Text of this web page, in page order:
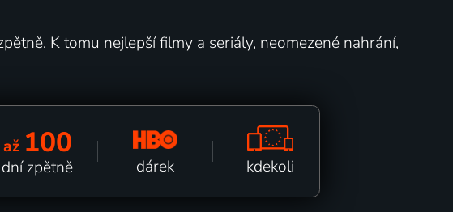
K tomu nejlepší filmy a seriály, neomezené nahrání,
až 100
dní zpětně dárek kdekoli